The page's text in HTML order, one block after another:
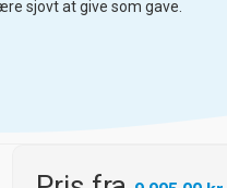
sjovt at give som gave.